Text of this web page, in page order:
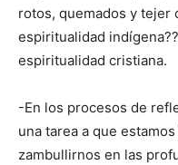
rotos, quemados y tejer
espiritualidad
espiritualidad cristiana.
-En los procesos de
una tarea a que
zambullirnos en las